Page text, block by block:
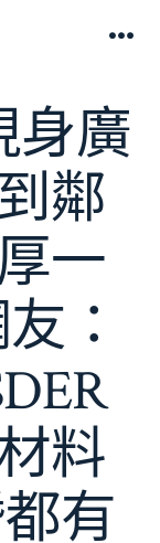
身廣
鄰
一
：
料
有